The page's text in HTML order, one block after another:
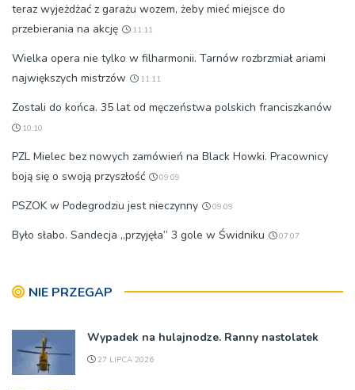
teraz wyjeżdżać z garażu wozem, żeby mieć miejsce do
przebierania na akcję
11:11
Wielka opera nie tylko w filharmonii. Tarnów rozbrzmiał ariami
największych mistrzów
11:11
Zostali do końca. 35 lat od męczeństwa polskich franciszkanów
10:10
PZL Mielec bez nowych zamówień na Black Howki. Pracownicy
boją się o swoją przyszłość
09:09
PSZOK w Podegrodziu jest nieczynny 09:09
Było słabo. Sandecja „przyjęła” 3 gole w Świdniku 07:07
NIE PRZEGAP
Wypadek na hulajnodze. Ranny nastolatek
27 LIPCA 2026